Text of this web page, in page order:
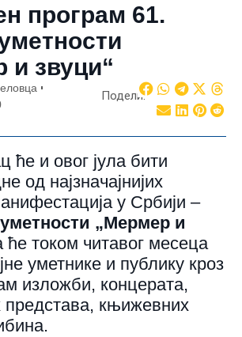
програм 61.
и звуци“
Подели:
ће и овог јула бити
од најзначајнијих
у Србији –
„Мермер и
ће током читавог месеца
уметнике и публику кроз
изложби, концерата,
књижевних